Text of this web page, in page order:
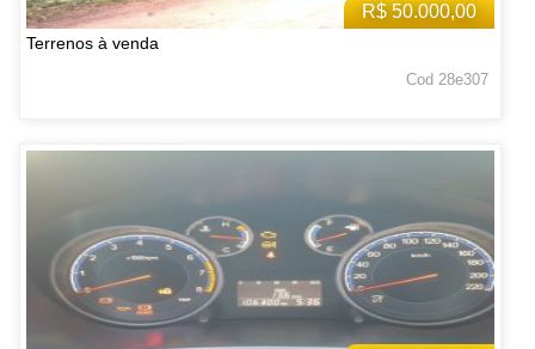
R$ 50.000,00
Terrenos à venda
Cod 28e307